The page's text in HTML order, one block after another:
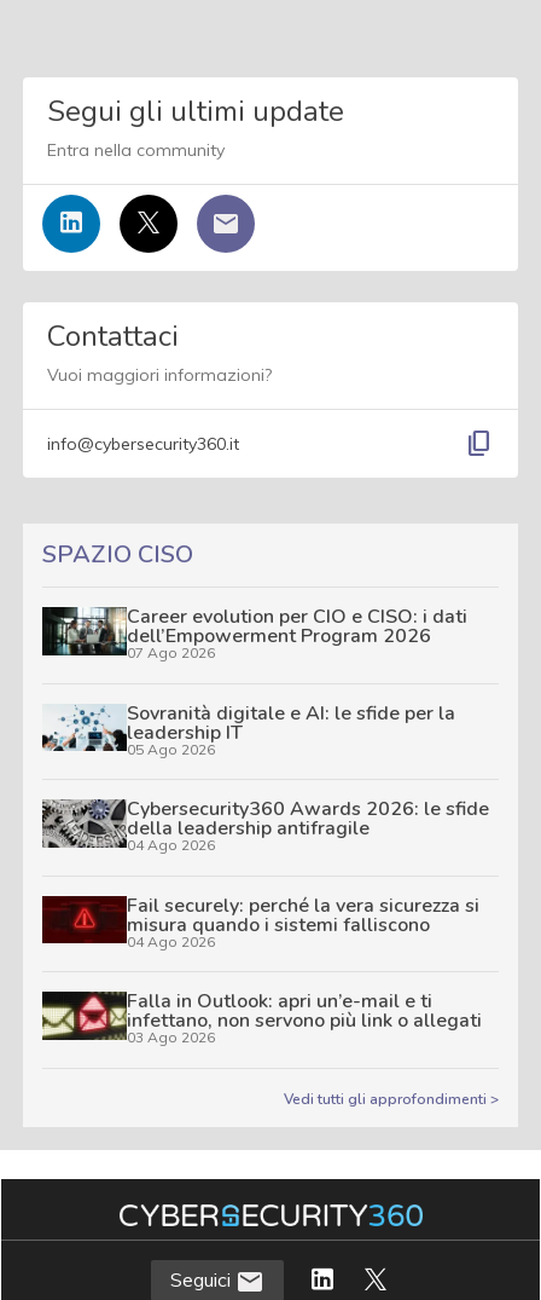
Segui gli ultimi update
Entra nella community
Contattaci
Vuoi maggiori informazioni?
info@cybersecurity360.it content_copy
SPAZIO CISO
Career evolution per CIO e CISO: i dati
dell’Empowerment Program 2026
07 Ago 2026
Sovranità digitale e AI: le sfide per la
leadership IT
05 Ago 2026
Cybersecurity360 Awards 2026: le sfide
della leadership antifragile
04 Ago 2026
Fail securely: perché la vera sicurezza si
misura quando i sistemi falliscono
04 Ago 2026
Falla in Outlook: apri un’e-mail e ti
infettano, non servono più link o allegati
03 Ago 2026
Vedi tutti gli approfondimenti >
Seguici